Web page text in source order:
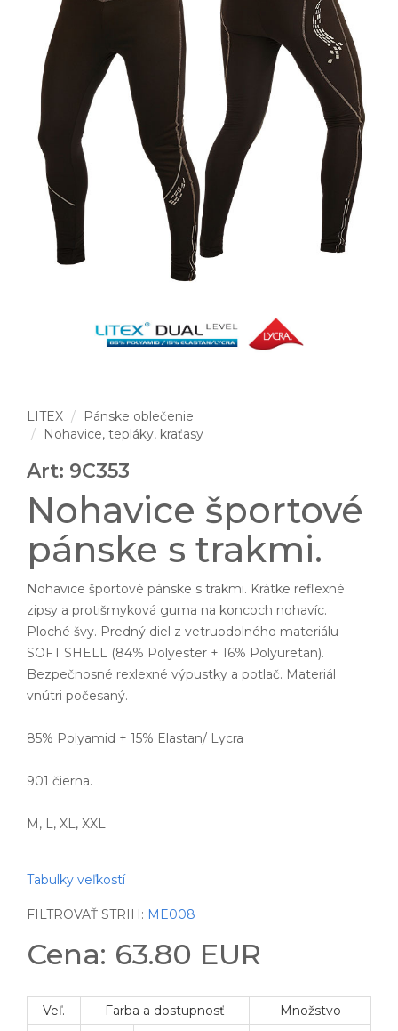
LITEX
Pánske oblečenie
Nohavice, tepláky, kraťasy
Art: 9C353
Nohavice športové
pánske s trakmi.
Nohavice športové pánske s trakmi. Krátke reflexné
zipsy a protišmyková guma na koncoch nohavíc.
Ploché švy. Predný diel z vetruodolného materiálu
SOFT SHELL (84% Polyester + 16% Polyuretan).
Bezpečnosné rexlexné výpustky a potlač. Materiál
vnútri počesaný.
85% Polyamid + 15% Elastan/ Lycra
901 čierna.
M, L, XL, XXL
Tabulky veľkostí
FILTROVAŤ STRIH: ME008
Cena: 63.80 EUR
Veľ. Farba a dostupnosť Množstvo